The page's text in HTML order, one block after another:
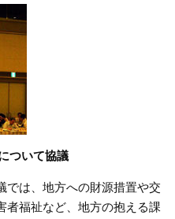
ついて協議
では、地方への財源措置や交
者福祉など、地方の抱える課